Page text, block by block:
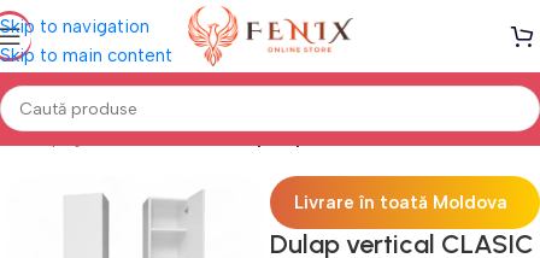
Skip to navigation
Skip to main content
Prima pagină Mobilă BAIE Dulapuri pentru Baie Verticale
Livrare în toată Moldova
Dulap vertical CLASIC